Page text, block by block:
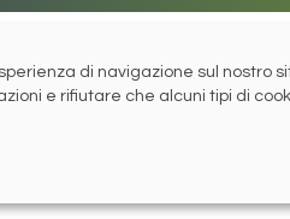
di navigazione sul nostro
e rifiutare che alcuni tipi di